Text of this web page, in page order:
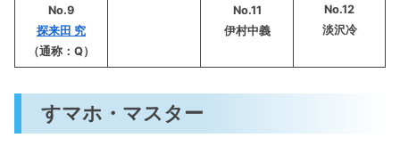
No.9
探来田 究
（通称：Q）
No.11
伊村中義
No.12
淡沢冷
すマホ・マスター